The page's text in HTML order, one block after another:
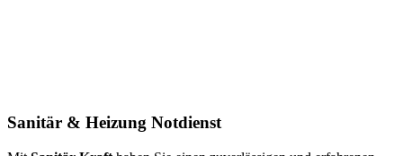
Sanitär & Heizung Notdienst